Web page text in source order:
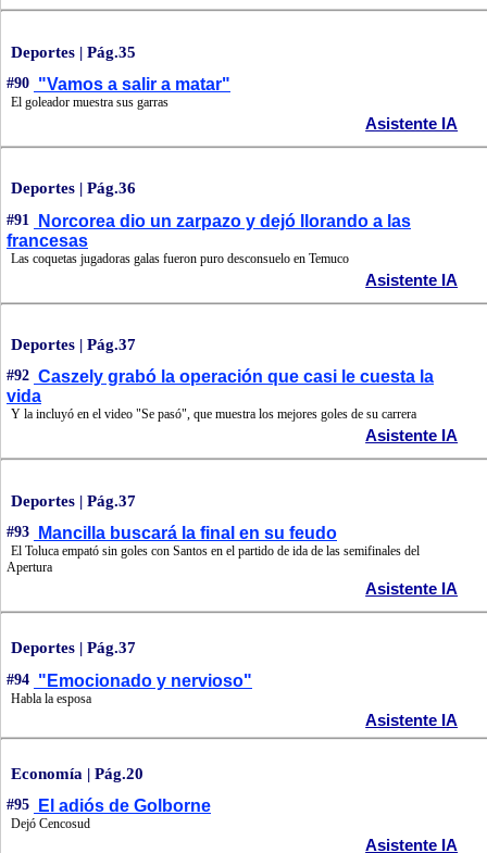
Deportes | Pág.35
#90 "Vamos a salir a matar"
El goleador muestra sus garras
Asistente IA
Deportes | Pág.36
#91
Norcorea dio un zarpazo y dejó llorando a las
francesas
Las coquetas jugadoras galas fueron puro desconsuelo en Temuco
Asistente IA
Deportes | Pág.37
#92 Caszely grabó la operación que casi le cuesta la
vida
Y la incluyó en el video "Se pasó", que muestra los mejores goles de su carrera
Asistente IA
Deportes | Pág.37
#93 Mancilla buscará la final en su feudo
El Toluca empató sin goles con Santos en el partido de ida de las semifinales del
Apertura
Asistente IA
Deportes | Pág.37
#94 "Emocionado y nervioso"
Habla la esposa
Asistente IA
Economía | Pág.20
#95 El adiós de Golborne
Dejó Cencosud
Asistente IA